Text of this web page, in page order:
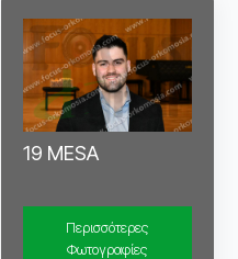
19 MESA
Περισσότερες
Φωτογραφίες